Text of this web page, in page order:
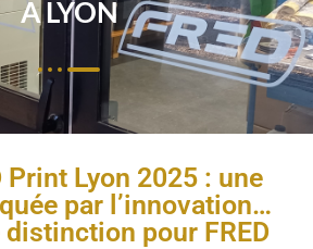
À LYON
Print Lyon 2025 : une
par l’innovation…
pour FRED